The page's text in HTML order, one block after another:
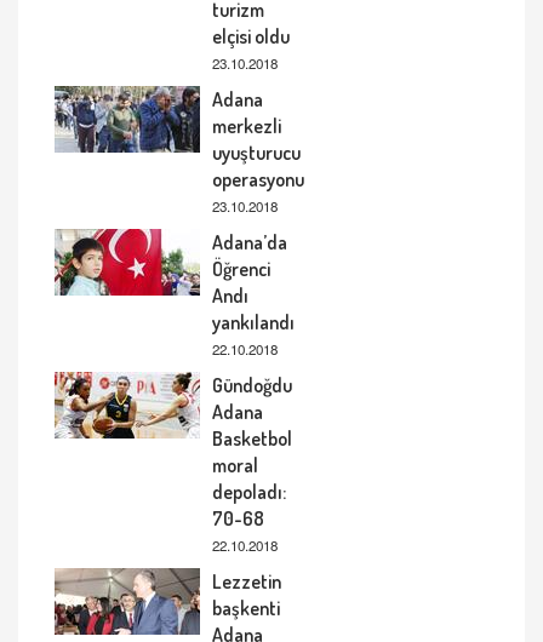
turizm
elçisi oldu
23.10.2018
Adana
merkezli
uyuşturucu
operasyonu
23.10.2018
Adana’da
Öğrenci
Andı
yankılandı
22.10.2018
Gündoğdu
Adana
Basketbol
moral
depoladı:
70-68
22.10.2018
Lezzetin
başkenti
Adana